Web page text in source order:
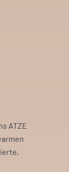
ATZE